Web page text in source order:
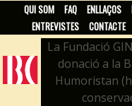
QUI SOM FAQ ENLLAÇOS
ENTREVISTES
CONTACTE
La Fundació
donació a la
Humoristan